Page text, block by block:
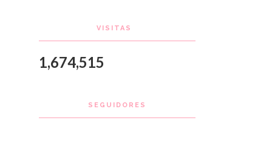
VISITAS
1,674,515
SEGUIDORES